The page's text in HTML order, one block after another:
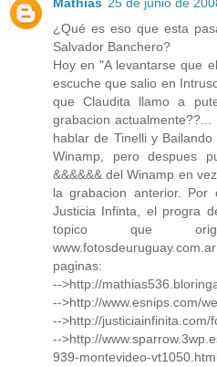
Mathias 25 de junio de
¿Qué es eso que esta
Salvador Banchero?
Hoy en "A levantarse que
escuche que salio en
que Claudita llamo a
grabacion
hablar de Tinelli y
Winamp, pero despues
&&&&&& del Winamp en
la grabacion anterior.
Justicia Infinta, el progra
topico que
paginas:
-->http://
-->http://www.esnips.com/
-->http://justiciainfinita.com/
-->http://
939-montevideo-